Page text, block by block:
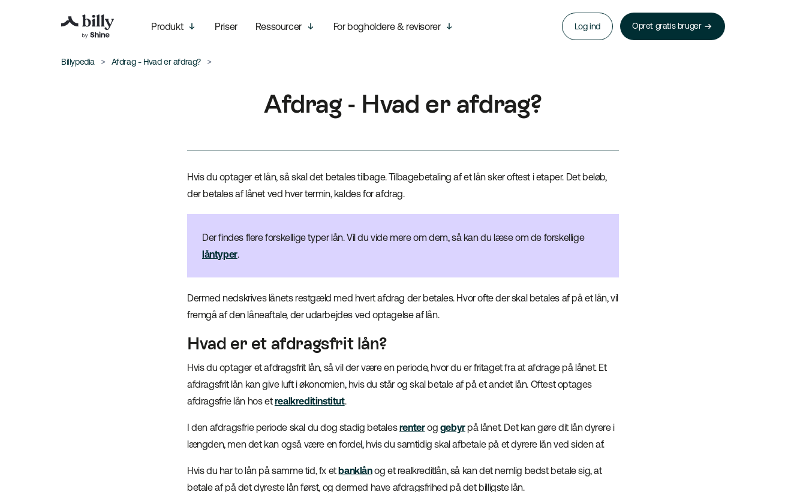
Produkt Priser Ressourcer For bogholdere & revisorer Log ind Opret gratis bruger
Billypedia Afdrag - Hvad er afdrag?
Afdrag - Hvad er afdrag?
Hvis du optager et lån, så skal det betales tilbage. Tilbagebetaling af et lån sker oftest i etaper. Det beløb,
der betales af lånet ved hver termin, kaldes for afdrag.
Der findes flere forskellige typer lån. Vil du vide mere om dem, så kan du læse om de forskellige
låntyper.
Dermed nedskrives lånets restgæld med hvert afdrag der betales. Hvor ofte der skal betales af på et lån, vil
fremgå af den låneaftale, der udarbejdes ved optagelse af lån.
Hvad er et afdragsfrit lån?
Hvis du optager et afdragsfrit lån, så vil der være en periode, hvor du er fritaget fra at afdrage på lånet. Et
afdragsfrit lån kan give luft i økonomien, hvis du står og skal betale af på et andet lån. Oftest optages
afdragsfrie lån hos etrealkreditinstitut.
I den afdragsfrie periode skal du dog stadig betalesrenterog gebyrpå lånet. Det kan gøre dit lån dyrere i
længden, men det kan også være en fordel, hvis du samtidig skal afbetale på et dyrere lån ved siden af.
Hvis du har to lån på samme tid, fx etbanklånog et realkreditlån, så kan det nemlig bedst betale sig, at
betale af på det dyreste lån først, og dermed have afdragsfrihed på det billigste lån.